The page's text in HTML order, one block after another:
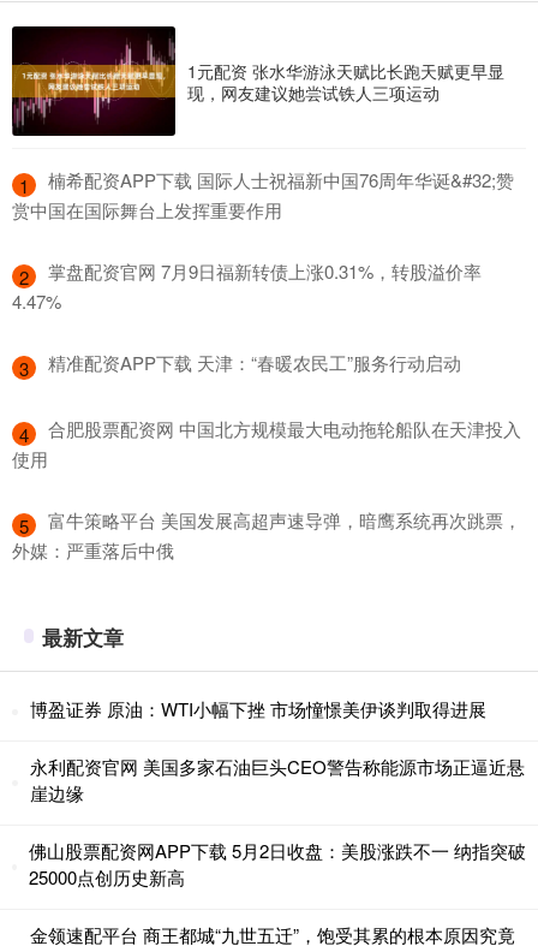
1元配资 张水华游泳天赋比长跑天赋更早显
现，网友建议她尝试铁人三项运动
1
​楠希配资APP下载 国际人士祝福新中国76周年华诞&#32;赞
赏中国在国际舞台上发挥重要作用
2
​掌盘配资官网 7月9日福新转债上涨0.31%，转股溢价率
4.47%
3 ​精准配资APP下载 天津：“春暖农民工”服务行动启动
4
​合肥股票配资网 中国北方规模最大电动拖轮船队在天津投入
使用
5
​富牛策略平台 美国发展高超声速导弹，暗鹰系统再次跳票，
外媒：严重落后中俄
最新文章
博盈证券 原油：WTI小幅下挫 市场憧憬美伊谈判取得进展
永利配资官网 美国多家石油巨头CEO警告称能源市场正逼近悬
崖边缘
佛山股票配资网APP下载 5月2日收盘：美股涨跌不一 纳指突破
25000点创历史新高
金领速配平台 商王都城“九世五迁”，饱受其累的根本原因究竟